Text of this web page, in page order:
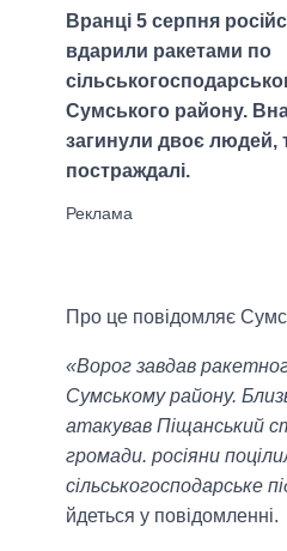
Вранці 5 серпня
вдарили ракетами по
Сумського району.
загинули двоє людей,
постраждалi.
Про це повiдомляє
«Ворог завдав
Сумському району.
атакував Піщанський
громади. росіяни
сільськогосподарське
йдеться у повiдомленнi.